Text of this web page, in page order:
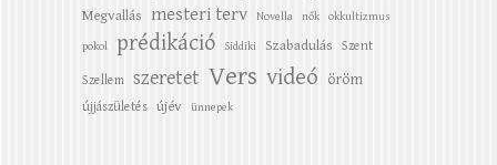
Megvallás mesteri terv Novella nők okkultizmus
pokol prédikáció Siddiki Szabadulás Szent
Szellem szeretet Vers videó öröm
újjászületés újév ünnepek